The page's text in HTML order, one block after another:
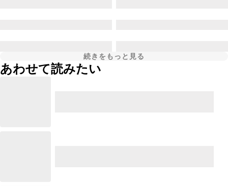
続きをもっと見る
あわせて読みたい